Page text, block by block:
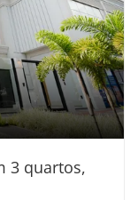
3 quartos,